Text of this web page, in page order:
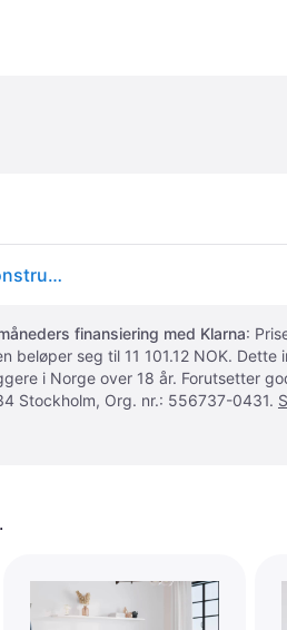
vidaXL Sengeramme med LED-lys røkt eik 135x190 cm konstruert tre
finansiering med Klarna:
beløper seg til 11 101.12 NOK.
i Norge over 18 år. Forutsetter
Stockholm, Org. nr.: 556737-0431.